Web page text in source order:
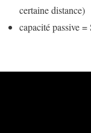
certaine distance)
capacité passive